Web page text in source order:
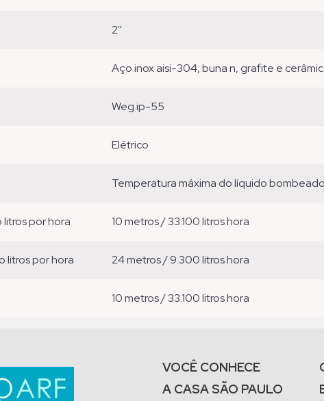
2''
aço inox aisi-304, buna n, grafite e
weg ip-55
elétrico
temperatura máxima do líquido
litros por hora 10 metros / 33.100 litros hora
litros por hora 24 metros / 9.300 litros hora
10 metros / 33.100 litros hora
VOCÊ CONHECE
A CASA SÃO PAULO